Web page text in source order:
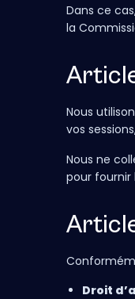
Dans ce
la
Nous
vos
Nous ne
pour fournir
Droit